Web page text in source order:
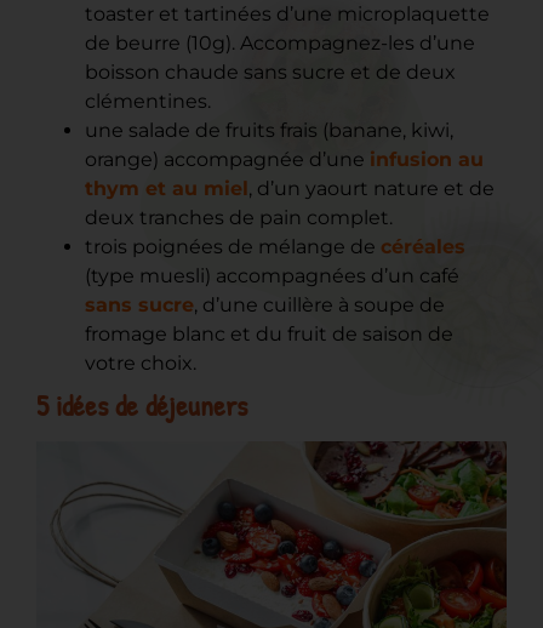
toaster et tartinées d’une microplaquette
de beurre (10g). Accompagnez-les d’une
boisson chaude sans sucre et de deux
clémentines.
une salade de fruits frais (banane, kiwi,
orange) accompagnée d’une infusion au
thym et au miel, d’un yaourt nature et de
deux tranches de pain complet.
trois poignées de mélange de céréales
(type muesli) accompagnées d’un café
sans sucre, d’une cuillère à soupe de
fromage blanc et du fruit de saison de
votre choix.
5 idées de déjeuners